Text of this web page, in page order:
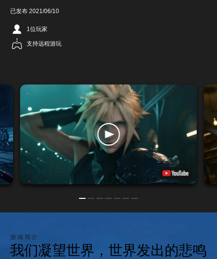
已发布 2021/06/10
1位玩家
支持远程游玩
游戏简介
我们凝望世界，世界发出的悲鸣